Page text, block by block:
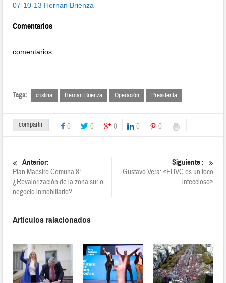
07-10-13 Hernan Brienza
Comentarios
comentarios
Tags: cristina Hernan Brienza Operación Presidenta
compartir 0 0 0 0 0
Anterior:
Plan Maestro Comuna 8:
¿Revalorización de la zona sur o
negocio inmobiliario?
Siguiente :
Gustavo Vera: «El IVC es un foco
infeccioso»
Artículos ralacionados